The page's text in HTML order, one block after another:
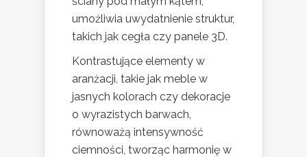
umożliwia uwydatnienie struktur,
takich jak cegła czy panele 3D.
Kontrastujące elementy w
aranżacji, takie jak meble w
jasnych kolorach czy dekoracje
o wyrazistych barwach,
równoważą intensywność
ciemności, tworząc harmonię w